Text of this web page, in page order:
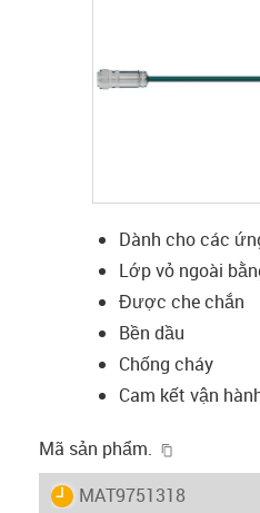
Dành cho các
Lớp vỏ ngoài
Được che chắn
Bền dầu
Chống cháy
Cam kết vận
Mã sản phẩm.
igus-icon-lieferzeit
MAT9751318